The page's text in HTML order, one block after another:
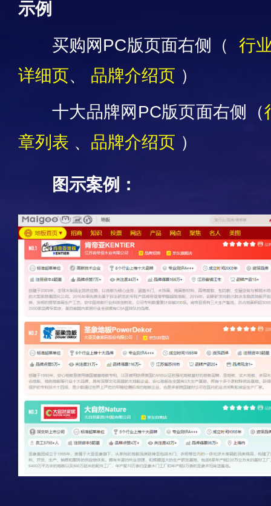
示例
买购网PC版页面右侧（
行
详细页、 品牌介绍页 ）
十大品牌网PC版页面右侧（
章列表 、 品牌介绍页 ）
图示案例：